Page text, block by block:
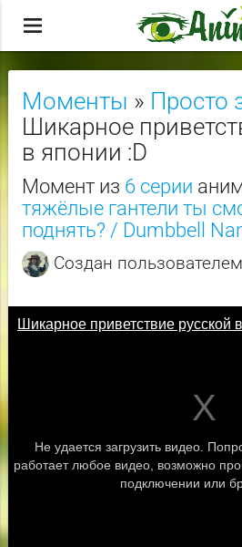
menu
Моменты » Просто
Шикарное
в японии :D
Момент из 6 серии
тяжёлые гантели ты
поднять? / Dumbbell
Создан пользователем